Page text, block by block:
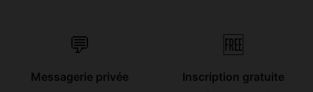
💬
Messagerie privée
🆓
Inscription gratuite